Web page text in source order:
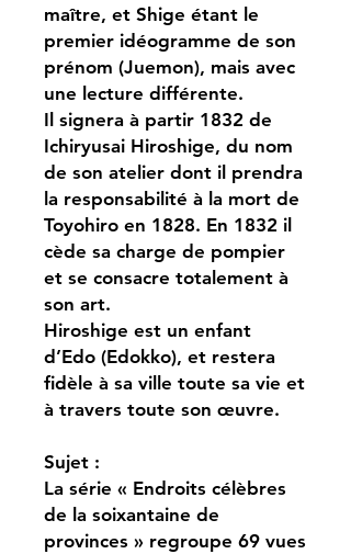
maître, et Shige étant le
premier idéogramme de son
prénom (Juemon), mais avec
une lecture différente.
Il signera à partir 1832 de
Ichiryusai Hiroshige, du nom
de son atelier dont il prendra
la responsabilité à la mort de
Toyohiro en 1828. En 1832 il
cède sa charge de pompier
et se consacre totalement à
son art.
Hiroshige est un enfant
d’Edo (Edokko), et restera
fidèle à sa ville toute sa vie et
à travers toute son œuvre.
Sujet :
La série « Endroits célèbres
de la soixantaine de
provinces » regroupe 69 vues